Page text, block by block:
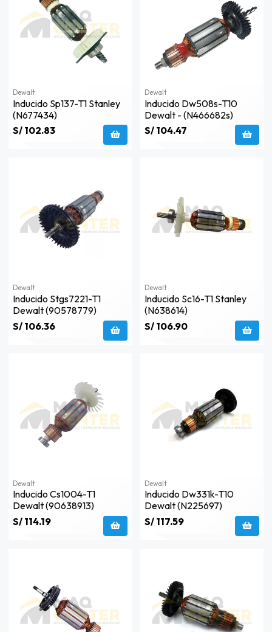
Dewalt
Inducido Sp137-T1 Stanley
(n677434)
S/ 102.83
Dewalt
Inducido Dw508s-T10
Dewalt - (n466682s)
S/ 104.47
Dewalt
Inducido Stgs7221-T1
Dewalt (90578779)
S/ 106.36
Dewalt
Inducido Sc16-T1 Stanley
(n638614)
S/ 106.90
Dewalt
Inducido Cs1004-T1
Dewalt (90638913)
S/ 114.19
Dewalt
Inducido Dw331k-T10
Dewalt (n225697)
S/ 117.59